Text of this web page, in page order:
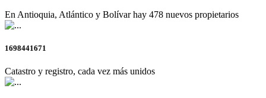
En Antioquia, Atlántico y Bolívar hay 478 nuevos propietarios
1698441671
Catastro y registro, cada vez más unidos